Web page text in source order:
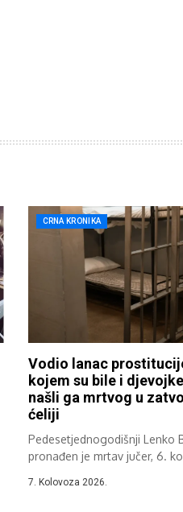
CRNA KRONIKA
Vodio lanac
kojem su bile i
našli ga mrtvog u
ćeliji
Pedesetjednogodišnji Lenko
pronađen je mrtav jučer, 6.
7. Kolovoza 2026.